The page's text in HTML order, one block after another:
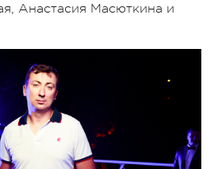
Анастасия Масюткина и